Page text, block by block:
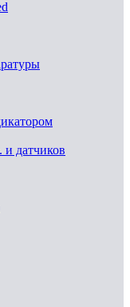
и датчиков